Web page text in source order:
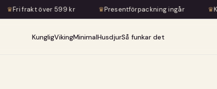
599 kr ♛Presentförpackning ingår ♛Konstnärlig
KungligVikingMinimalHusdjurSå funkar det